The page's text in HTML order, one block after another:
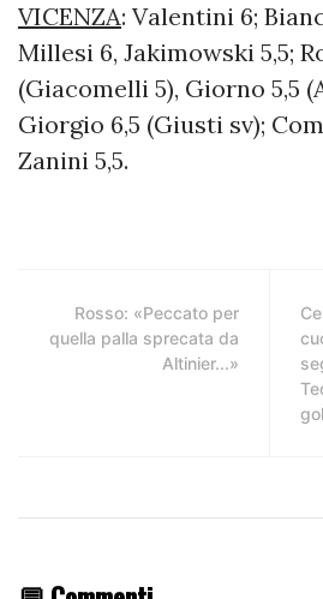
VICENZA: Valentini 6;
Millesi 6, Jakimowski 5,5;
(Giacomelli 5), Giorno 5,5
Giorgio 6,5 (Giusti sv);
Zanini 5,5.
Rosso: «Peccato per
quella palla sprecata da
Altinier...»